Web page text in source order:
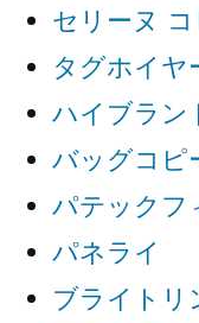
セリーヌ コ
タグホイヤ
ハイブラン
バッグコピ
パテックフ
パネライ
ブライトリ